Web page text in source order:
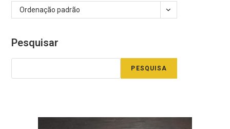
Ordenação padrão
Pesquisar
PESQUISA